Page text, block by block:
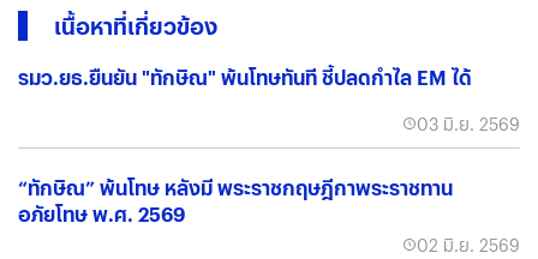
เนื้อหาที่เกี่ยวข้อง
รมว.ยธ.ยืนยัน "ทักษิณ" พ้นโทษทันที ชี้ปลดกำไล EM ได้
03 มิ.ย. 2569
“ทักษิณ” พ้นโทษ หลังมี พระราชกฤษฎีกาพระราชทาน
อภัยโทษ พ.ศ. 2569
02 มิ.ย. 2569